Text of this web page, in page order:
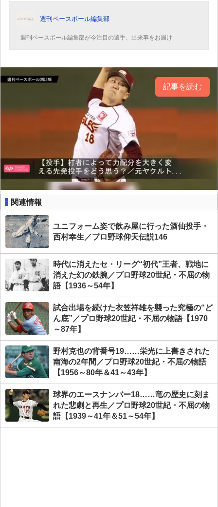
週刊ベースボール編集部
週刊ベースボール編集部が今注目の選手、出来事をお届け
記事を読む
関連情報
ユニフォーム姿で飲み屋に行った酒仙投手・
西村幸生／プロ野球仰天伝説146
時代に消えたセ・リーグ“初代”王者、戦地に
消えた幻の鉄腕／プロ野球20世紀・不屈の物
語【1936～54年】
試合出場を続けた衣笠祥雄を襲った究極の“ど
ん底”／プロ野球20世紀・不屈の物語【1970
～87年】
野村克也の背番号19……栄光に上書きされた
南海の2年間／プロ野球20世紀・不屈の物語
【1956～80年＆41～43年】
球界のエースナンバー18……竜の歴史に刻ま
れた悲劇と再生／プロ野球20世紀・不屈の物
語【1939～41年＆51～54年】